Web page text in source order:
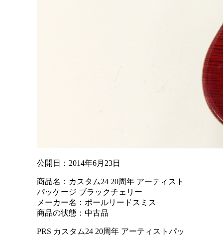
公開日： 2014年6月23日
商品名：カスタム24 20周年 アーティスト
パッケージ ブラックチェリー
メーカー名：ポールリードスミス
商品の状態：中古品
PRS カスタム24 20周年 アーティストパッ